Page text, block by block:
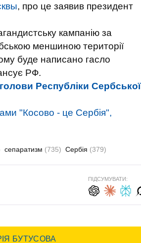
, про це заявив президент
кампанію за
меншиною території
буде написано гасло
РФ.
Республіки Сербської
"Косово - це Сербія",
сепаратизм (735) Сербія (379)
ПІДСУМУВАТИ: